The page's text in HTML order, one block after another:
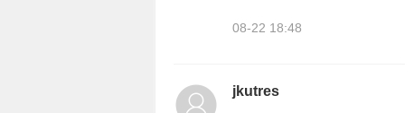
08-22 18:48
jkutres